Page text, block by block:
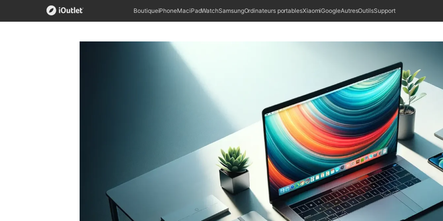
BoutiqueiPhoneMaciPadWatchSamsungOrdinateurs portablesXiaomiGoogleAutresOutilsSupport